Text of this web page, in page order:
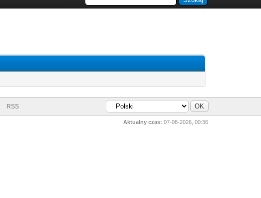
RSS
Aktualny czas: 07-08-2026, 00:36